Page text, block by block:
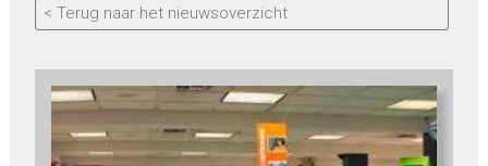
< Terug naar het nieuwsoverzicht